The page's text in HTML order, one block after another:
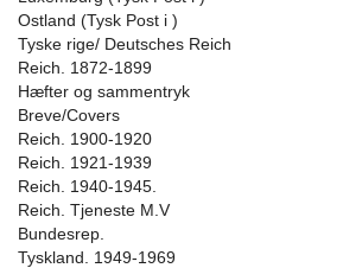
Ostland (Tysk Post i )
Tyske rige/ Deutsches Reich
Reich. 1872-1899
Hæfter og sammentryk
Breve/Covers
Reich. 1900-1920
Reich. 1921-1939
Reich. 1940-1945.
Reich. Tjeneste M.V
Bundesrep.
Tyskland. 1949-1969